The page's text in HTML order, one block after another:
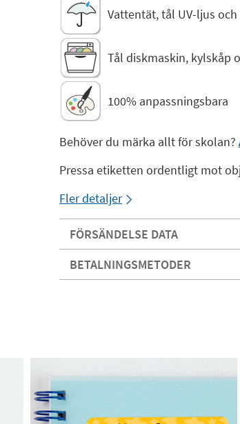
Vattentät, tål UV-ljus
Tål diskmaskin, kylskåp
100% anpassningsbara
Behöver du märka allt för skolan?
Pressa etiketten ordentligt mot
Fler detaljer
FÖRSÄNDELSE DATA
BETALNINGSMETODER